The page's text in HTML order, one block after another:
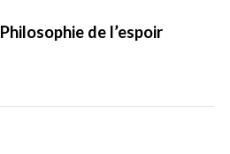
Philosophie de l’espoir